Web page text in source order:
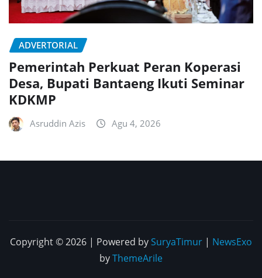
ADVERTORIAL
Pemerintah Perkuat Peran Koperasi
Desa, Bupati Bantaeng Ikuti Seminar
KDKMP
Asruddin Azis Agu 4, 2026
Copyright © 2026 | Powered bySuryaTimur | NewsExo
byThemeArile